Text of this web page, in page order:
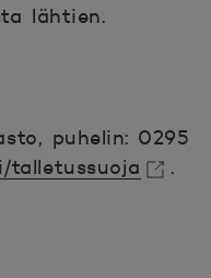
lähtien.
puhelin: 0295
talletussuoja
.